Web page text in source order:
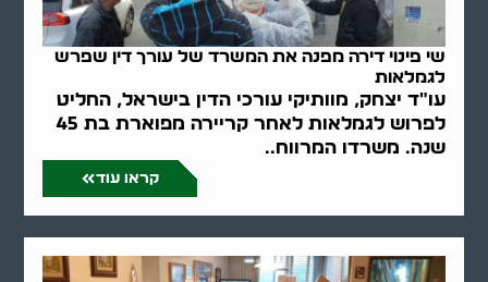
שי פינוי דירה מפנה את המשרד של עורך דין שפרש
לגמלאות
עו"ד יצחק, מוותיקי עורכי הדין בישראל, החליט
לפרוש לגמלאות לאחר קריירה מפוארת בת 45
שנה. משרדו המרווח..
קראו עוד